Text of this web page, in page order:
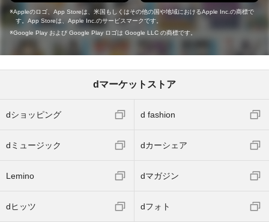
Appleのロゴ、App Storeは、米国もしくはその他の国や地域におけるApple Inc.の商標で
す。App Storeは、Apple Inc.のサービスマークです。
Google Play および Google Play ロゴは Google LLC の商標です。
dマーケットストア
dショッピング d fashion
dミュージック dカーシェア
Lemino dマガジン
dヒッツ dフォト